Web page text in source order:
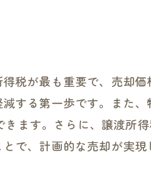
約するための効果的な方
践例
節約戦略
限に抑える秘訣
税が最も重要で、売却
する第一歩です。また
ます。さらに、譲渡所
で、計画的な売却が実